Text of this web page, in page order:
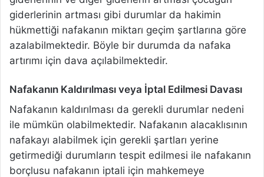
giderlerinin artması gibi durumlar da hakimin
hükmettiği nafakanın miktarı geçim şartlarına göre
azalabilmektedir. Böyle bir durumda da nafaka
artırımı için dava açılabilmektedir.
Nafakanın Kaldırılması veya İptal Edilmesi Davası
Nafakanın kaldırılması da gerekli durumlar nedeni
ile mümkün olabilmektedir. Nafakanın alacaklısının
nafakayı alabilmek için gerekli şartları yerine
getirmediği durumların tespit edilmesi ile nafakanın
borçlusu nafakanın iptali için mahkemeye